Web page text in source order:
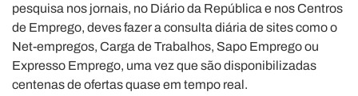
pesquisa nos jornais, no Diário da República e nos Centros
de Emprego, deves fazer a consulta diária de sites como o
Net-empregos, Carga de Trabalhos, Sapo Emprego ou
Expresso Emprego, uma vez que são disponibilizadas
centenas de ofertas quase em tempo real.